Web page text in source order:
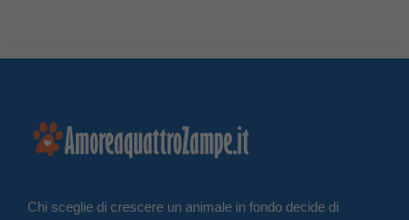
Chi sceglie di crescere un animale in fondo decide di